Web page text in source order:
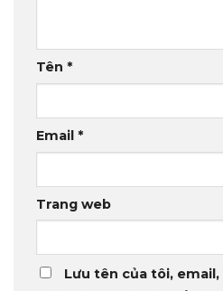
Tên *
Email *
Trang web
Lưu tên của tôi,